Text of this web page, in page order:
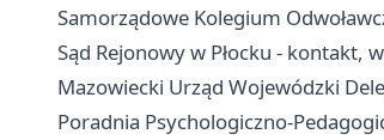
Samorządowe Kolegium
Sąd Rejonowy w Płocku - kontakt,
Mazowiecki Urząd Wojewódzki
Poradnia Psychologiczno-